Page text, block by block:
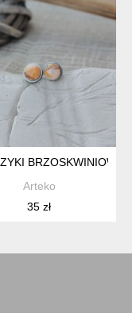
Z
BRZOSKWINIOWY
Arteko
35 zł